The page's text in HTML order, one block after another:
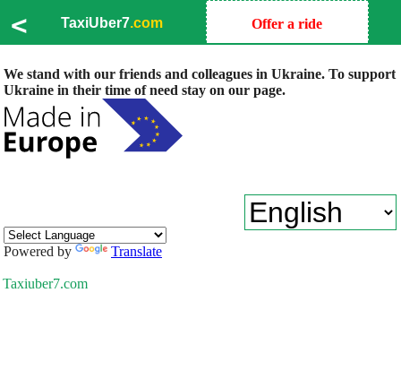
< TaxiUber7.com Offer a ride
We stand with our friends and colleagues in Ukraine. To support
Ukraine in their time of need stay on our page.
Powered by Translate
Taxiuber7.com